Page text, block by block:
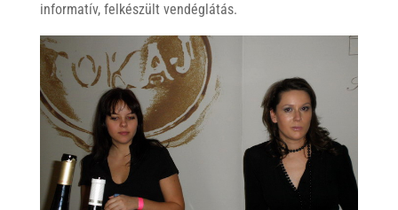
informatív, felkészült vendéglátás.